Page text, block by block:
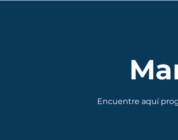
Encuentre aquí